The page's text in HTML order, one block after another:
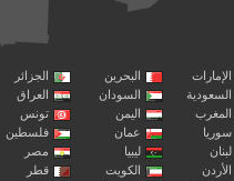
البحرين
الجزائر
السودان
العراق
اليمن
تونس
عمان
فلسطين
ليبيا
مصر
الكويت
قطر